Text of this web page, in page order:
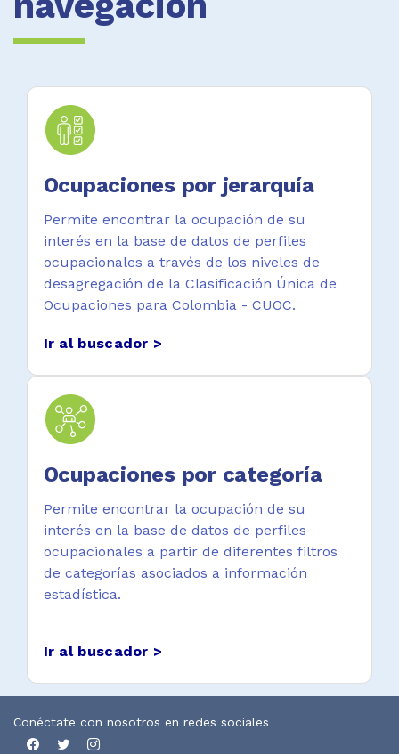
Ocupaciones por jerarquía
Permite encontrar la ocupación de su
interés en la base de datos de perfiles
ocupacionales a través de los niveles de
desagregación de la Clasificación Única de
Ocupaciones para Colombia - CUOC.
Ir al buscador >
Ocupaciones por categoría
Permite encontrar la ocupación de su
interés en la base de datos de perfiles
ocupacionales a partir de diferentes filtros
de categorías asociados a información
estadística.
Ir al buscador >
Conéctate con nosotros en redes sociales